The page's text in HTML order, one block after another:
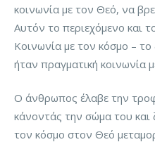
κοινωνία με τον Θεό, να
Αυτόν το περιεχόμενο και
Κοινωνία με τον κόσμο –
ήταν πραγματική κοινωνία
Ο άνθρωπος έλαβε την
κάνοντάς την σώμα του
τον κόσμο στον Θεό